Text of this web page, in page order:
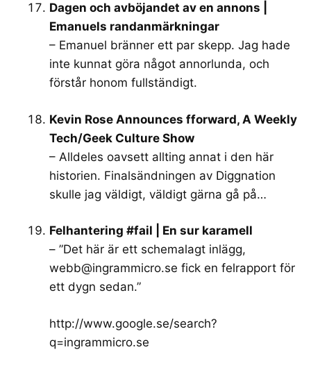
Dagen och avböjandet av en annons |
Emanuels randanmärkningar
– Emanuel bränner ett par skepp. Jag hade
inte kunnat göra något annorlunda, och
förstår honom fullständigt.
Kevin Rose Announces fforward, A Weekly
Tech/Geek Culture Show
– Alldeles oavsett allting annat i den här
historien. Finalsändningen av Diggnation
skulle jag väldigt, väldigt gärna gå på…
Felhantering #fail | En sur karamell
– ”Det här är ett schemalagt inlägg,
webb@ingrammicro.se fick en felrapport för
ett dygn sedan.”
http://www.google.se/search?
q=ingrammicro.se